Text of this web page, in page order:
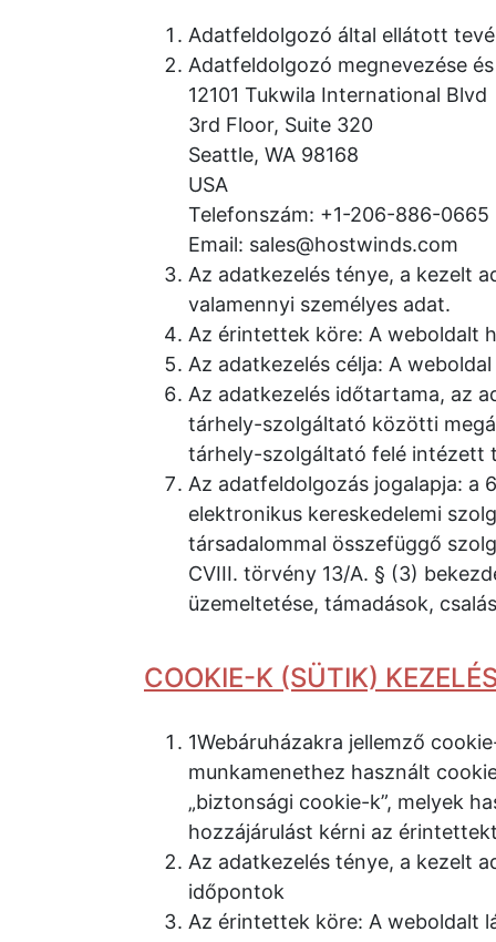
Adatfeldolgozó által ellátott
Adatfeldolgozó megnevezése
12101 Tukwila International Blvd
3rd Floor, Suite 320
Seattle, WA 98168
USA
Telefonszám: +1-206-886-0665
Email: sales@hostwinds.com
Az adatkezelés ténye, a kezelt
valamennyi személyes adat.
Az érintettek köre: A weboldalt
Az adatkezelés célja: A
Az adatkezelés időtartama, az
tárhely-szolgáltató közötti
tárhely-szolgáltató felé intézett
Az adatfeldolgozás jogalapja: a
elektronikus kereskedelemi
társadalommal összefüggő
CVIII. törvény 13/A. § (3)
üzemeltetése, támadások,
COOKIE-K (SÜTIK)
1Webáruházakra jellemző
munkamenethez használt
„biztonsági cookie-k”, melyek
hozzájárulást kérni az
Az adatkezelés ténye, a kezelt
időpontok
Az érintettek köre: A weboldalt